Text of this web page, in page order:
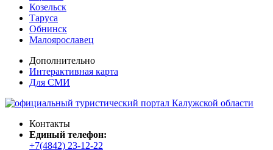
Козельск
Таруса
Обнинск
Малоярославец
Дополнительно
Интерактивная карта
Для СМИ
Контакты
Единый телефон:
+7(4842) 23-12-22